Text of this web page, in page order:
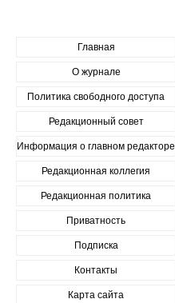
Главная
О журнале
Политика свободного доступа
Редакционный совет
Информация о главном редакторе
Редакционная коллегия
Редакционная политика
Приватность
Подписка
Контакты
Карта сайта